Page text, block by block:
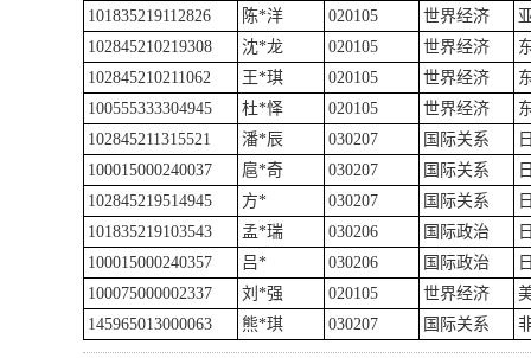
101835219112826
陈*洋 020105 世界经济
102845210219308
沈*龙 020105 世界经济
102845210211062
王*琪 020105 世界经济
100555333304945
杜*怿 020105 世界经济
102845211315521
潘*辰 030207 国际关系
100015000240037
扈*奇 030207 国际关系
102845219514945
方* 030207 国际关系
101835219103543
孟*瑞 030206 国际政治
100015000240357
吕* 030206 国际政治
100075000002337
刘*强 020105 世界经济
145965013000063
熊*琪 030207 国际关系